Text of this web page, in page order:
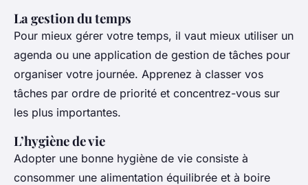
La gestion du temps
Pour mieux gérer votre temps, il vaut mieux utiliser un
agenda ou une application de gestion de tâches pour
organiser votre journée. Apprenez à classer vos
tâches par ordre de priorité et concentrez-vous sur
les plus importantes.
L’hygiène de vie
Adopter une bonne hygiène de vie consiste à
consommer une alimentation équilibrée et à boire